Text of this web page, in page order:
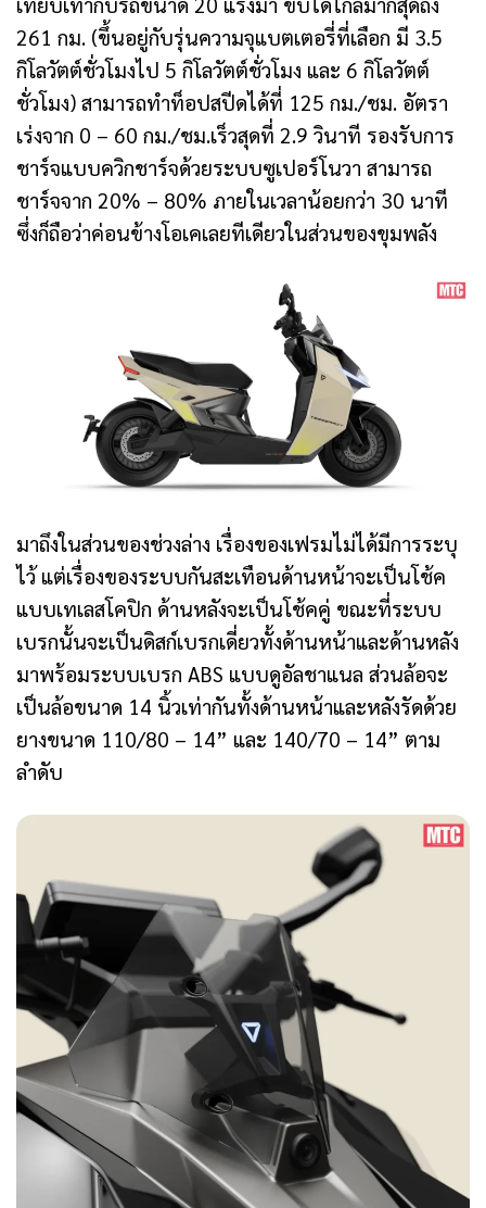
261 กม. (ขึ้นอยู่กับรุ่นความจุแบตเตอรี่ที่เลือก มี 3.5
กิโลวัตต์ชั่วโมงไป 5 กิโลวัตต์ชั่วโมง และ 6 กิโลวัตต์
ชั่วโมง) สามารถทำท็อปสปีดได้ที่ 125 กม./ชม. อัตรา
เร่งจาก 0 – 60 กม./ชม.เร็วสุดที่ 2.9 วินาที รองรับการ
ชาร์จแบบควิกชาร์จด้วยระบบซูเปอร์โนวา สามารถ
ชาร์จจาก 20% – 80% ภายในเวลาน้อยกว่า 30 นาที
ซึ่งก็ถือว่าค่อนข้างโอเคเลยทีเดียวในส่วนของขุมพลัง
มาถึงในส่วนของช่วงล่าง เรื่องของเฟรมไม่ได้มีการระบุ
ไว้ แต่เรื่องของระบบกันสะเทือนด้านหน้าจะเป็นโช้ค
แบบเทเลสโคปิก ด้านหลังจะเป็นโช้คคู่ ขณะที่ระบบ
เบรกนั้นจะเป็นดิสก์เบรกเดี่ยวทั้งด้านหน้าและด้านหลัง
มาพร้อมระบบเบรก ABS แบบดูอัลชาแนล ส่วนล้อจะ
เป็นล้อขนาด 14 นิ้วเท่ากันทั้งด้านหน้าและหลังรัดด้วย
ยางขนาด 110/80 – 14” และ 140/70 – 14” ตาม
ลำดับ